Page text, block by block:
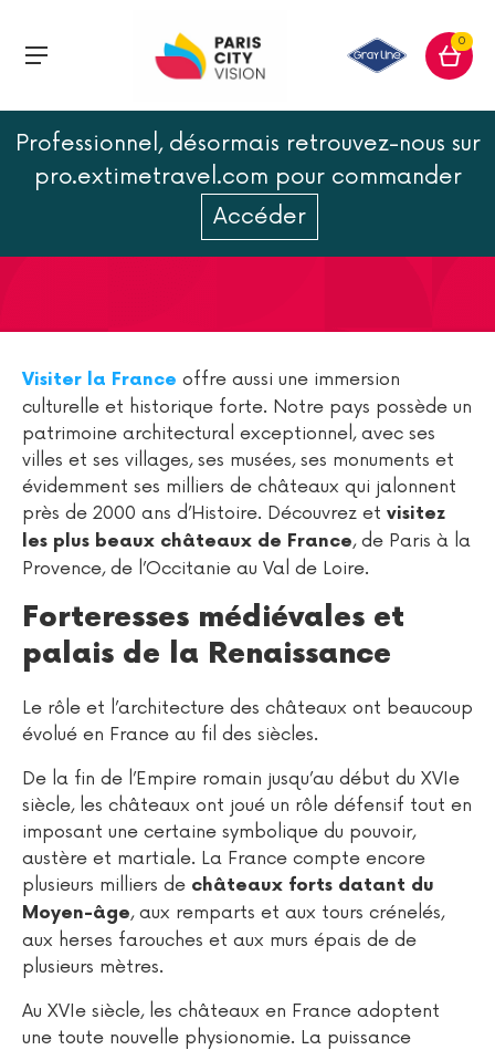
0
Professionnel, désormais retrouvez-nous sur
pro.extimetravel.com pour commander
Accéder
Châteaux historiques et
touristiques de France
Visiter la France offre aussi une immersion
culturelle et historique forte. Notre pays possède un
patrimoine architectural exceptionnel, avec ses
villes et ses villages, ses musées, ses monuments et
évidemment ses milliers de châteaux qui jalonnent
près de 2000 ans d’Histoire. Découvrez et visitez
les plus beaux châteaux de France, de Paris à la
Provence, de l’Occitanie au Val de Loire.
Forteresses médiévales et
palais de la Renaissance
Le rôle et l’architecture des châteaux ont beaucoup
évolué en France au fil des siècles.
De la fin de l’Empire romain jusqu’au début du XVIe
siècle, les châteaux ont joué un rôle défensif tout en
imposant une certaine symbolique du pouvoir,
austère et martiale. La France compte encore
plusieurs milliers de châteaux forts datant du
Moyen-âge, aux remparts et aux tours crénelés,
aux herses farouches et aux murs épais de de
plusieurs mètres.
Au XVIe siècle, les châteaux en France adoptent
une toute nouvelle physionomie. La puissance